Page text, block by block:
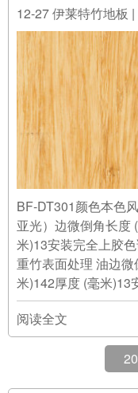
12-27伊莱特竹地板
BF-DT301颜色本色
亚光）边微倒角长度
米)13安装完全上胶
重竹表面处理 油边
米)142厚度 (毫米)13
阅读全文